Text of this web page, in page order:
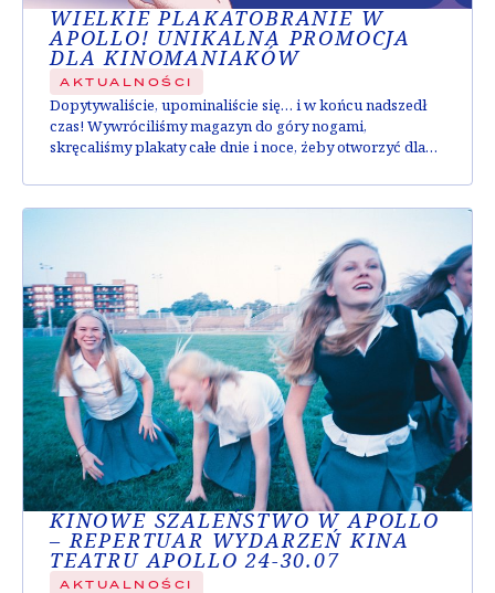
WIELKIE PLAKATOBRANIE W
APOLLO! UNIKALNA PROMOCJA
DLA KINOMANIAKÓW
AKTUALNOŚCI
Dopytywaliście, upominaliście się… i w końcu nadszedł
czas! Wywróciliśmy magazyn do góry nogami,
skręcaliśmy plakaty całe dnie i noce, żeby otworzyć dla
dzień (od 13:00 do 20:00) setki plakatów będą czekały na
swoich nowych właścicieli w kasie kina Apollo. Warunki
KINOWE SZALEŃSTWO W APOLLO
– REPERTUAR WYDARZEŃ KINA
TEATRU APOLLO 24-30.07
AKTUALNOŚCI